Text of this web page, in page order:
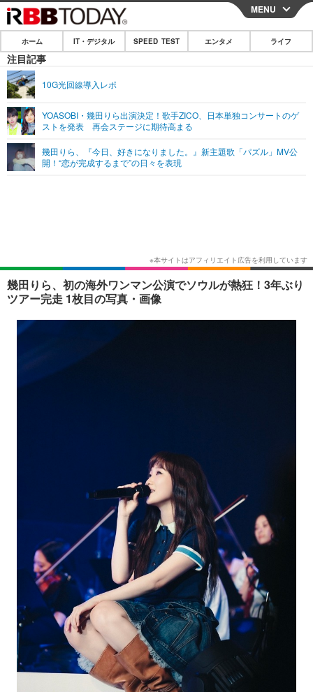
CLOSE
ホーム
IT・デジタル
ネタ
ショッピング その他
SPEED TEST
エンタメ
エンタメTOP
ショッピング その他
ライフ
MENU
ホーム IT・デジタル SPEED TEST エンタメ ライフ
注目記事
10G光回線導入レポ
YOASOBI・幾田りら出演決定！歌手ZICO、日本単独コンサートのゲ
ストを発表 再会ステージに期待高まる
幾田りら、『今日、好きになりました。』新主題歌「パズル」MV公
開！“恋が完成するまで”の日々を表現
幾田りら、初の海外ワンマン公演でソウルが熱狂！3年ぶり
ツアー完走 1枚目の写真・画像